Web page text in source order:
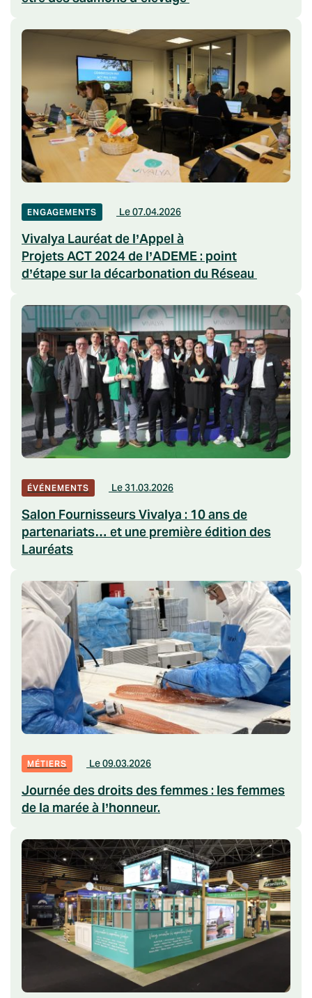
ENGAGEMENTS Le 07.04.2026
Vivalya Lauréat de l’Appel à
Projets ACT 2024 de l’ADEME : point
d’étape sur la décarbonation du Réseau
ÉVÉNEMENTS Le 31.03.2026
Salon Fournisseurs Vivalya : 10 ans de
partenariats… et une première édition des
Lauréats
MÉTIERS Le 09.03.2026
Journée des droits des femmes : les femmes
de la marée à l’honneur.